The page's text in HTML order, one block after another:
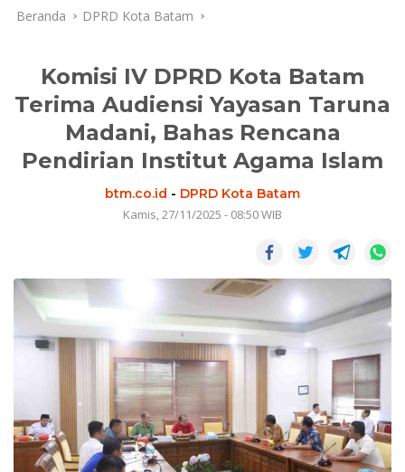
Beranda DPRD Kota Batam
Komisi IV DPRD Kota Batam
Terima Audiensi Yayasan Taruna
Madani, Bahas Rencana
Pendirian Institut Agama Islam
btm.co.id - DPRD Kota Batam
Kamis, 27/11/2025 - 08:50 WIB